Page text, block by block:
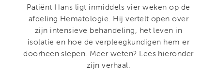
Patiënt Hans ligt inmiddels vier weken op de
afdeling Hematologie. Hij vertelt open over
zijn intensieve behandeling, het leven in
isolatie en hoe de verpleegkundigen hem er
doorheen slepen. Meer weten? Lees hieronder
zijn verhaal.